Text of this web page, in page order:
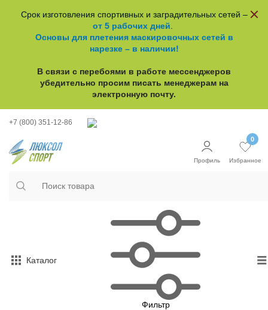
Срок изготовления спортивных и заградительных сетей –
от 5 рабочих дней
Основы для плетения маскировочных сетей в
нарезке – в наличии!
В связи с перебоями в работе мессенджеров
убедительно просим писать менеджерам на
электронную почту.
+7 (800) 351-12-86
Профиль
0
Избранное
Каталог
Фильтр